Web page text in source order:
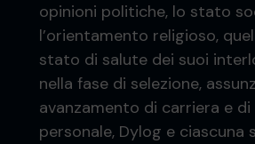
opinioni politiche, lo stato
l’orientamento religioso,
stato di salute dei suoi
nella fase di selezione,
avanzamento di carriera e
personale, Dylog e ciascuna